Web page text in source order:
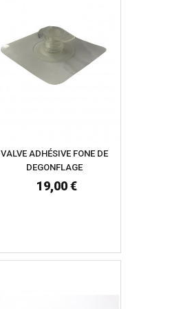
VALVE ADHÉSIVE FONE DE
DEGONFLAGE
19,00 €